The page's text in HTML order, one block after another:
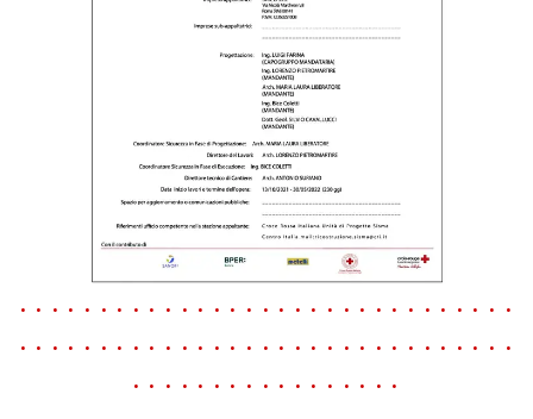
. . . . . . . . . . . . . . . . . . . . . . . . . . . . . . .
. . . . . . . . . . . . . . . . . . . . . . . . . . . . . . .
. . . . . . . . . . . . . . . . .